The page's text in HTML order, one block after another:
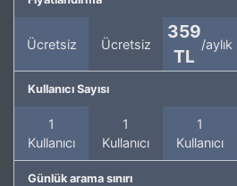
Ücretsiz Ücretsiz
359
TL
/aylık
Kullanıcı Sayısı
1
Kullanıcı
1
Kullanıcı
1
Kullanıcı
Günlük arama sınırı